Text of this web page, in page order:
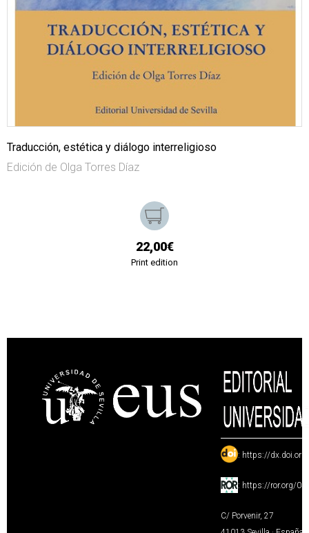
Traducción, estética y diálogo interreligioso
Edición de Olga Torres Díaz
22,00€
Print edition
: https://
: https://ror.org/
C/ Porvenir, 27